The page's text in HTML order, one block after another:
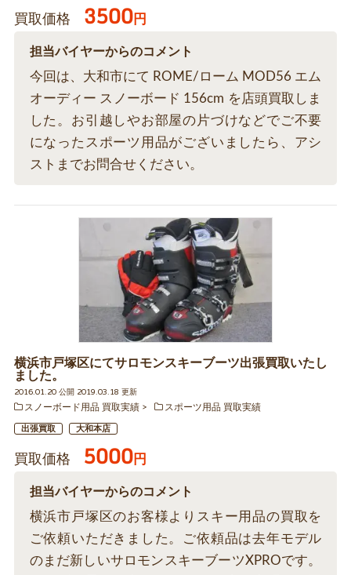
買取価格 3500円
担当バイヤーからのコメント
今回は、大和市にて ROME/ローム MOD56 エム
オーディー スノーボード 156cm を店頭買取しま
した。お引越しやお部屋の片づけなどでご不要
になったスポーツ用品がございましたら、アシ
ストまでお問合せください。
横浜市戸塚区にてサロモンスキーブーツ出張買取いたし
ました。
2016.01.20 公開 2019.03.18 更新
スノーボード用品 買取実績
スポーツ用品 買取実績
出張買取 大和本店
買取価格 5000円
担当バイヤーからのコメント
横浜市戸塚区のお客様よりスキー用品の買取を
ご依頼いただきました。ご依頼品は去年モデル
のまだ新しいサロモンスキーブーツXPROです。